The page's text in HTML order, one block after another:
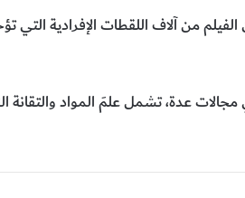
من آلاف اللقطات الإفرادية التي
عدة، تشمل علمَ المواد والتقانة